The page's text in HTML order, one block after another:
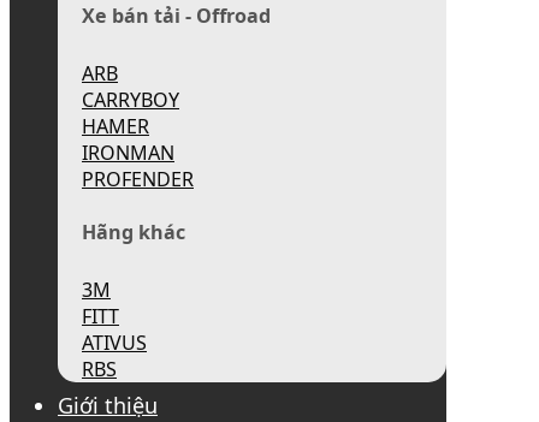
Xe bán tải - Offroad
ARB
CARRYBOY
HAMER
IRONMAN
PROFENDER
Hãng khác
3M
FITT
ATIVUS
RBS
Giới thiệu